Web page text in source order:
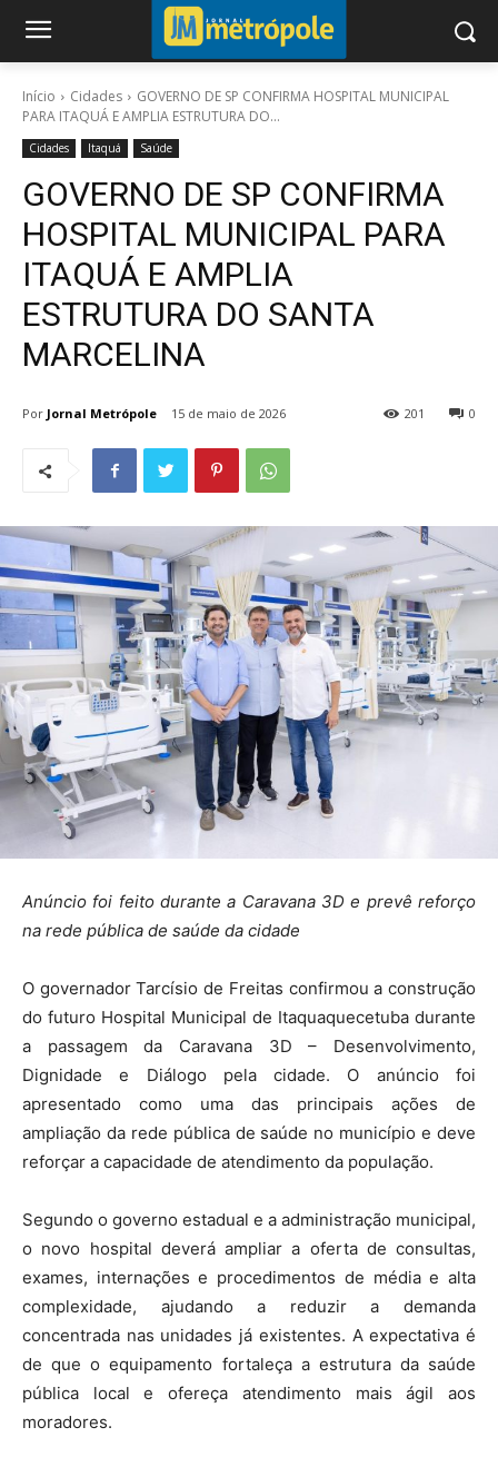
Início Cidades
GOVERNO DE SP CONFIRMA HOSPITAL MUNICIPAL
PARA ITAQUÁ E AMPLIA ESTRUTURA DO...
Cidades Itaquá Saúde
GOVERNO DE SP CONFIRMA
HOSPITAL MUNICIPAL PARA
ITAQUÁ E AMPLIA
ESTRUTURA DO SANTA
MARCELINA
Por Jornal Metrópole 15 de maio de 2026 0
201
Anúncio foi feito durante a Caravana 3D e prevê reforço
na rede pública de saúde da cidade
O governador Tarcísio de Freitas confirmou a construção
do futuro Hospital Municipal de Itaquaquecetuba durante
a passagem da Caravana 3D – Desenvolvimento,
Dignidade e Diálogo pela cidade. O anúncio foi
apresentado como uma das principais ações de
ampliação da rede pública de saúde no município e deve
reforçar a capacidade de atendimento da população.
Segundo o governo estadual e a administração municipal,
o novo hospital deverá ampliar a oferta de consultas,
exames, internações e procedimentos de média e alta
complexidade, ajudando a reduzir a demanda
concentrada nas unidades já existentes. A expectativa é
de que o equipamento fortaleça a estrutura da saúde
pública local e ofereça atendimento mais ágil aos
moradores.